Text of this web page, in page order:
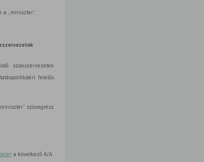
a „miniszter”,
szakszervezetek
felelős
szövegrész
a következő 4/A.